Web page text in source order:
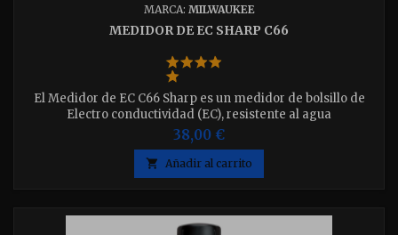
MARCA: MILWAUKEE
MEDIDOR DE EC SHARP C66
El Medidor de EC C66 Sharp es un medidor de bolsillo de
Electro conductividad (EC), resistente al agua
38,00 €
 Añadir al carrito